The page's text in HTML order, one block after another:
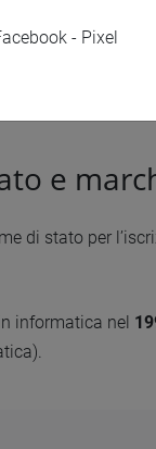
e
di stato per
informatica nel
- Pixel